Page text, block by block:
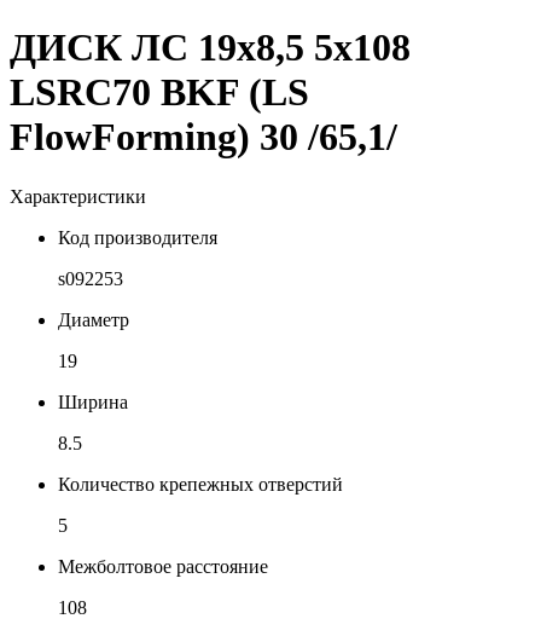
ДИСК ЛС 19x8,5 5x108
LSRC70 BKF (LS
FlowForming) 30 /65,1/
Характеристики
Код производителя
s092253
Диаметр
19
Ширина
8.5
Количество крепежных отверстий
5
Межболтовое расстояние
108